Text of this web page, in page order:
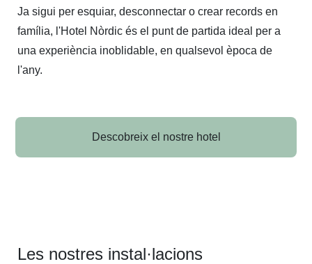
Ja sigui per esquiar, desconnectar o crear records en
família, l'Hotel Nòrdic és el punt de partida ideal per a
una experiència inoblidable, en qualsevol època de
l'any.
Descobreix el nostre hotel
Les nostres instal·lacions